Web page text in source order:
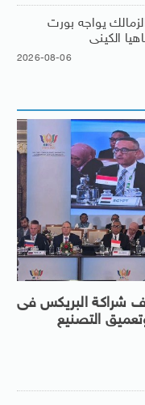
يواجه بورت
الكينى
2026-08-06
شراكة البريكس فى
التصنيع